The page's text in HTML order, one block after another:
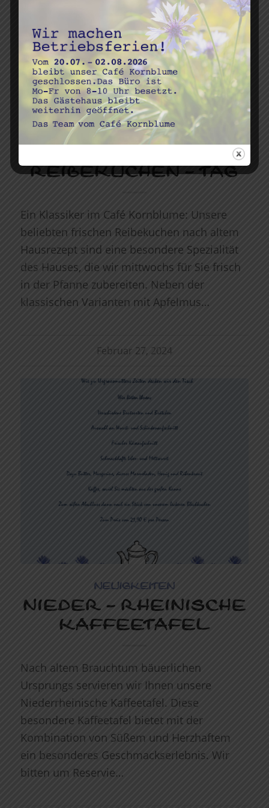
NEUIGKEITEN
REIBEKUCHEN – TAG
Ein Klassiker im Café Kornblume: Unsere
beliebten frischen Reibekuchen nach altem
Hausrezept sind eine besondere Spezialität
des Hauses, die wir mittwochs für Sie frisch
in der Pfanne zubereiten. Neben der
klassischen Varianten mit Apfelmus…
Februar 27, 2024
NEUIGKEITEN
NIEDER – RHEINISCHE
KAFFEETAFEL
Nach altem Brauchtum bäuerlichen
Ursprungs servieren wir Ihnen unsere
Niederrheinische Kaffeetafel. Diese
besondere Kaffeetafel bietet mit der
Kombination von Süßem und Herzhaftem
ein besonderes Geschmackserlebnis. Wir
bitten um Reservie…